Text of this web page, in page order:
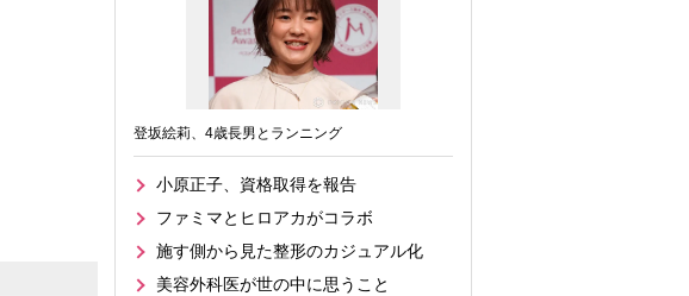
登坂絵莉、4歳長男とランニング
小原正子、資格取得を報告
ファミマとヒロアカがコラボ
施す側から見た整形のカジュアル化
美容外科医が世の中に思うこと